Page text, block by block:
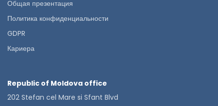
Общая презентация
Политика конфиденциальности
GDPR
Кариера
Republic of Moldova office
202 Stefan cel Mare si Sfant Blvd